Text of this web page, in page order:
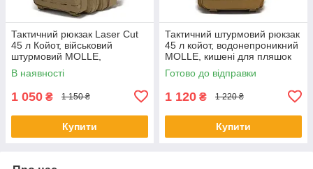
Тактичний рюкзак Laser Cut
45 л Койот, військовий
штурмовий MOLLE,
водонепроникний, для ЗСУ
№4
В наявності
1 050 ₴ 1 150 ₴
Купити
Тактичний штурмовий рюкзак
45 л койот, водонепроникний
MOLLE, кишені для пляшок
№5
Готово до відправки
1 120 ₴ 1 220 ₴
Купити